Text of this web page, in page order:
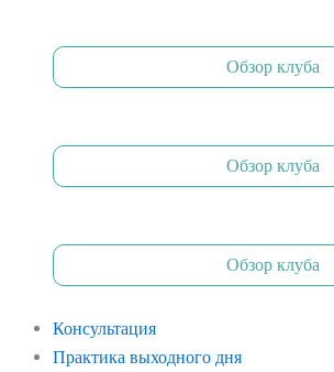
Обзор клуба
Обзор клуба
Обзор клуба
Консультация
Практика выходного дня